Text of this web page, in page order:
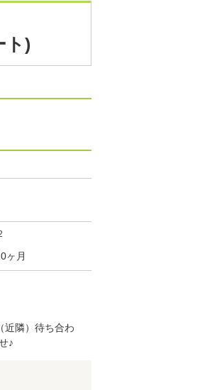
ト)
ヶ月
近隣）待ち合わ
♪